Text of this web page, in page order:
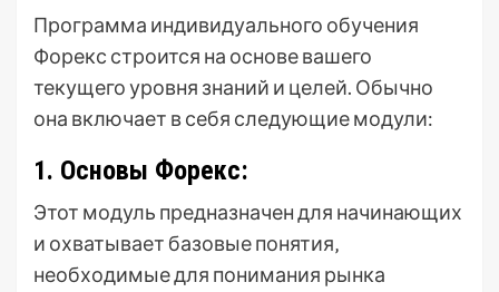
Программа индивидуального обучения
Форекс строится на основе вашего
текущего уровня знаний и целей. Обычно
она включает в себя следующие модули:
1. Основы Форекс:
Этот модуль предназначен для начинающих
и охватывает базовые понятия‚
необходимые для понимания рынка